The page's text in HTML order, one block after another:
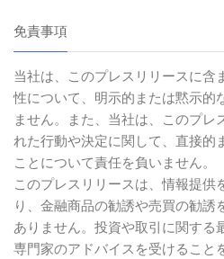
免責事項
当社は、このプレスリリースに含
性について、明示的または黙示的
ません。また、当社は、このプレ
れた行動や決定に関して、直接的
ことについて責任を負いません。
このプレスリリースは、情報提供
り、金融商品の勧誘や売買の勧誘
ありません。投資や取引に関する
専門家のアドバイスを受けること